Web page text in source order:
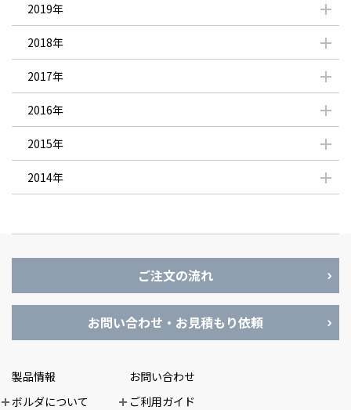
2019年
2018年
2017年
2016年
2015年
2014年
ご注文の流れ
お問い合わせ・お見積もり依頼
製品情報
ボルダについて
お問い合わせ
ご利用ガイド